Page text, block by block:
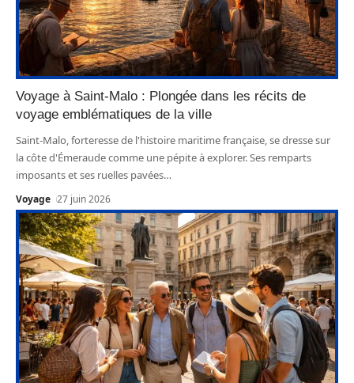
Voyage à Saint-Malo : Plongée dans les récits de
voyage emblématiques de la ville
Saint-Malo, forteresse de l'histoire maritime française, se dresse sur
la côte d'Émeraude comme une pépite à explorer. Ses remparts
imposants et ses ruelles pavées…
Voyage 27 juin 2026